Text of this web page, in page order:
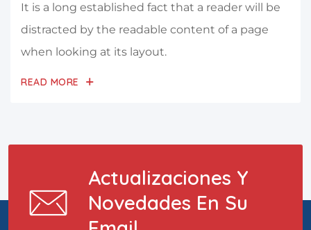
It is a long established fact that a reader will be
distracted by the readable content of a page
when looking at its layout.
READ MORE
Actualizaciones Y
Novedades En Su